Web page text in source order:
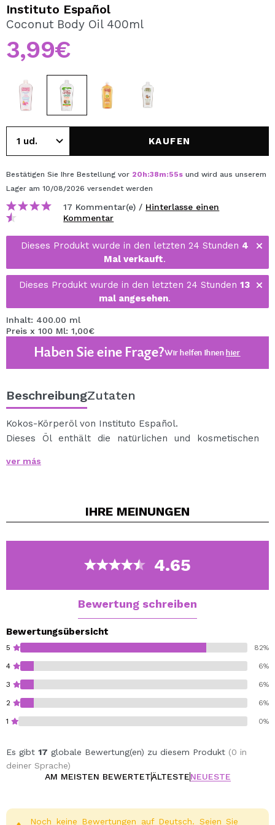
REGISTRIEREN
Durch die Erstellung eines Kontos bei Maquillalia.de
können Sie Ihre Einkäufe schnell tätigen, den Status Ihrer
einsehen.
Instituto Español
Coconut Body Oil 400ml
3,99€
KAUFEN
Bestätigen Sie Ihre Bestellung vor 20h:38m:55s und wird aus unserem
Lager am 10/08/2026 versendet werden
17 Kommentar(e) / Hinterlasse einen
Kommentar
Dieses Produkt wurde in den letzten 24 Stunden 4
Mal verkauft.
Dieses Produkt wurde in den letzten 24 Stunden 13
mal angesehen.
Inhalt: 400.00 ml
Preis x 100 Ml: 1,00€
Haben Sie eine Frage?Wir helfen Ihnenhier
BeschreibungZutaten
Kokos-Körperöl von Instituto Español.
Dieses Öl enthält die natürlichen und kosmetischen
Beitrag zur Feuchtigkeitsversorgung leisten und die
Holen Sie sich elastische, weiche und hydratisierte Haut
ver más
IHRE MEINUNGEN
4.65
Bewertung schreiben
Bewertungsübersicht
5 82%
4 6%
3 6%
2 6%
1 0%
Es gibt 17 globale Bewertung(en) zu diesem Produkt (0 in
deiner Sprache)
AM MEISTEN BEWERTETÄLTESTENEUESTE
Noch keine Bewertungen auf Deutsch. Seien Sie